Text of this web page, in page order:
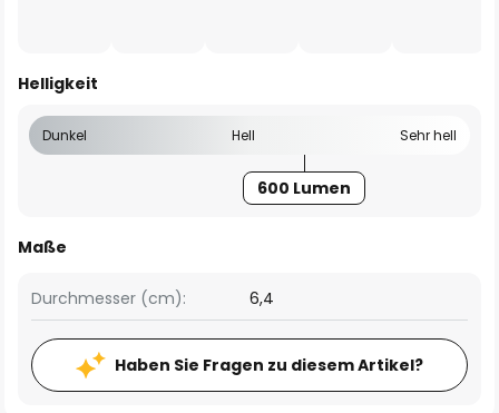
Helligkeit
Dunkel Hell Sehr hell
600 Lumen
Maße
Durchmesser (cm): 6,4
Haben Sie Fragen zu diesem Artikel?